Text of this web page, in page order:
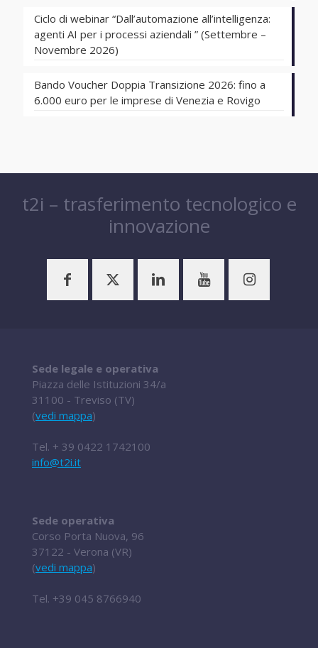
Ciclo di webinar “Dall’automazione all’intelligenza:
agenti AI per i processi aziendali ” (Settembre –
Novembre 2026)
Bando Voucher Doppia Transizione 2026: fino a
6.000 euro per le imprese di Venezia e Rovigo
t2i – trasferimento tecnologico e
innovazione
Sede legale e operativa
Piazza delle Istituzioni 34/a
31100 - Treviso (TV)
(vedi mappa)
Tel. + 39 0422 1742100
info@t2i.it
Sede operativa
Corso Porta Nuova, 96
37122 - Verona (VR)
(vedi mappa)
Tel. +39 045 8766940